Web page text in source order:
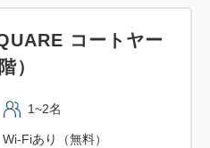
コートヤー
）
1~2名
Wi-Fiあり（無料）